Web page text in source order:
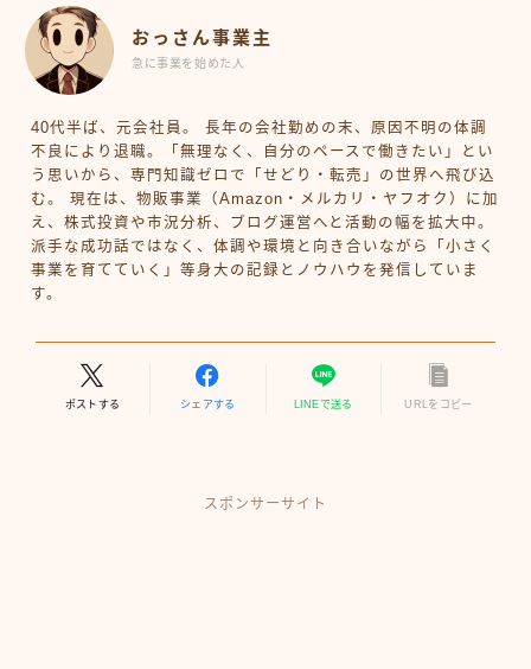
おっさん事業主
急に事業を始めた人
40代半ば、元会社員。 長年の会社勤めの末、原因不明の体調
不良により退職。「無理なく、自分のペースで働きたい」とい
う思いから、専門知識ゼロで「せどり・転売」の世界へ飛び込
む。 現在は、物販事業（Amazon・メルカリ・ヤフオク）に加
え、株式投資や市況分析、ブログ運営へと活動の幅を拡大中。
派手な成功話ではなく、体調や環境と向き合いながら「小さく
事業を育てていく」等身大の記録とノウハウを発信していま
す。
ポストする シェアする LINEで送る URLをコピー
スポンサーサイト